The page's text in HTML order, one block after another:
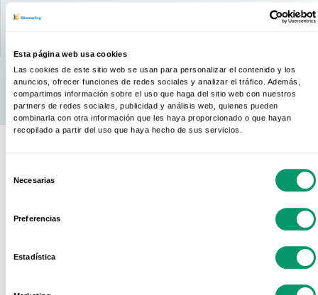
Esta página web usa cookies
Las cookies de este sitio web se usan para personalizar el contenido y los
anuncios, ofrecer funciones de redes sociales y analizar el tráfico. Además,
compartimos información sobre el uso que haga del sitio web con nuestros
partners de redes sociales, publicidad y análisis web, quienes pueden
combinarla con otra información que les haya proporcionado o que hayan
recopilado a partir del uso que haya hecho de sus servicios.
de
Necesarias
Preferencias
Estadística
Te ayudamos: ¿quieres